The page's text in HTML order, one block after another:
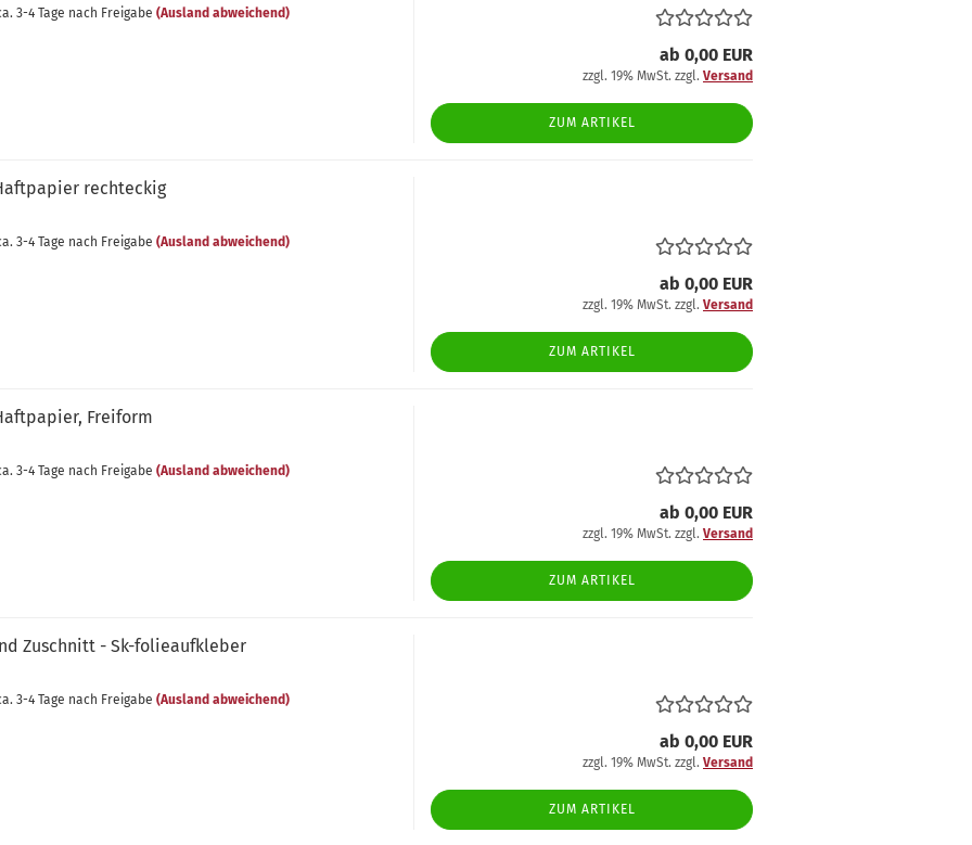
3-4 Tage nach Freigabe (Ausland abweichend)
ab 0,00 EUR
zzgl. 19% MwSt. zzgl. Versand
ZUM ARTIKEL
recht­eckig
3-4 Tage nach Freigabe (Ausland abweichend)
ab 0,00 EUR
zzgl. 19% MwSt. zzgl. Versand
ZUM ARTIKEL
Frei­form
3-4 Tage nach Freigabe (Ausland abweichend)
ab 0,00 EUR
zzgl. 19% MwSt. zzgl. Versand
ZUM ARTIKEL
Zu­schnitt - Sk-​fo­lie­auf­kle­ber
3-4 Tage nach Freigabe (Ausland abweichend)
ab 0,00 EUR
zzgl. 19% MwSt. zzgl. Versand
ZUM ARTIKEL